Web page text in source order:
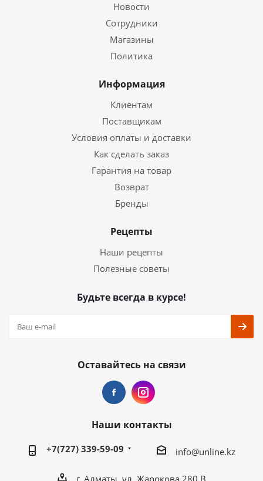
Новости
Сотрудники
Магазины
Политика
Информация
Клиентам
Поставщикам
Условия оплаты и доставки
Как сделать заказ
Гарантия на товар
Возврат
Бренды
Рецепты
Наши рецепты
Полезные советы
Будьте всегда в курсе!
Оставайтесь на связи
Наши контакты
+7(727) 339-59-09 info@unline.kz
г. Алматы, ул. Жарокова 280 В